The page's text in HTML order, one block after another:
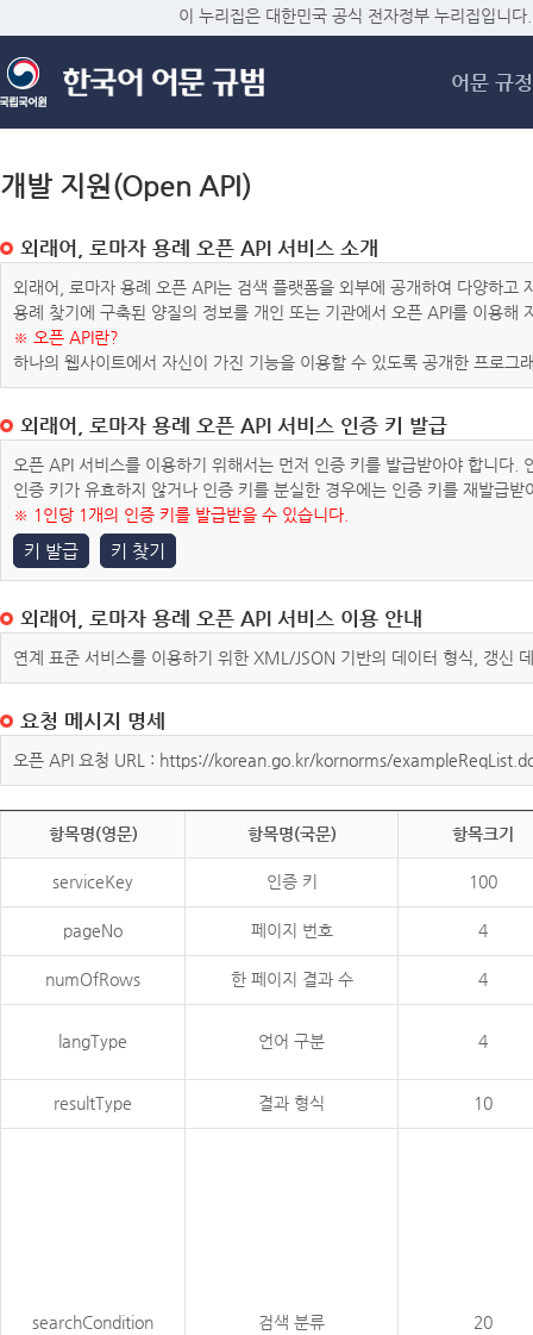
메
이 누리집은 대한민국 공식 전자정부 누리집입니다.
어문 규정
개발 지원(Open API)
외래어, 로마자 용례 오픈 API 서비스 소개
외래어, 로마자 용례 오픈 API는 검색 플랫폼을 외부에 공개하여 다양하
용례 찾기에 구축된 양질의 정보를 개인 또는 기관에서 오픈 API를 이용해
※ 오픈 API란?
하나의 웹사이트에서 자신이 가진 기능을 이용할 수 있도록 공개한 프로그
외래어, 로마자 용례 오픈 API 서비스 인증 키 발급
오픈 API 서비스를 이용하기 위해서는 먼저 인증 키를 발급받아야 합니다
인증 키가 유효하지 않거나 인증 키를 분실한 경우에는 인증 키를 재발급받
※ 1인당 1개의 인증 키를 발급받을 수 있습니다.
키 발급 키 찾기
외래어, 로마자 용례 오픈 API 서비스 이용 안내
연계 표준 서비스를 이용하기 위한 XML/JSON 기반의 데이터 형식, 갱신
요청 메시지 명세
오픈 API 요청 URL : https://korean.go.kr/kornorms/
항목명(영문) 항목명(국문) 항목크기
serviceKey 인증 키 100
pageNo 페이지 번호 4
numOfRows 한 페이지 결과 수 4
langType 언어 구분 4
resultType 결과 형식 10
searchCondition 검색 분류 20